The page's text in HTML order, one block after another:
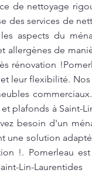
de nettoyage
services de
aspects du
allergènes de
rénovation
leur flexibilité. Nos
plafonds à Saint-
besoin d'un
solution
!. Pomerleau
Lin-Laurentides